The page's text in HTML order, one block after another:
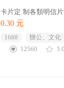
卡片定 制各類明信
0.30 元
1688 辦公、文化
12560
5.0